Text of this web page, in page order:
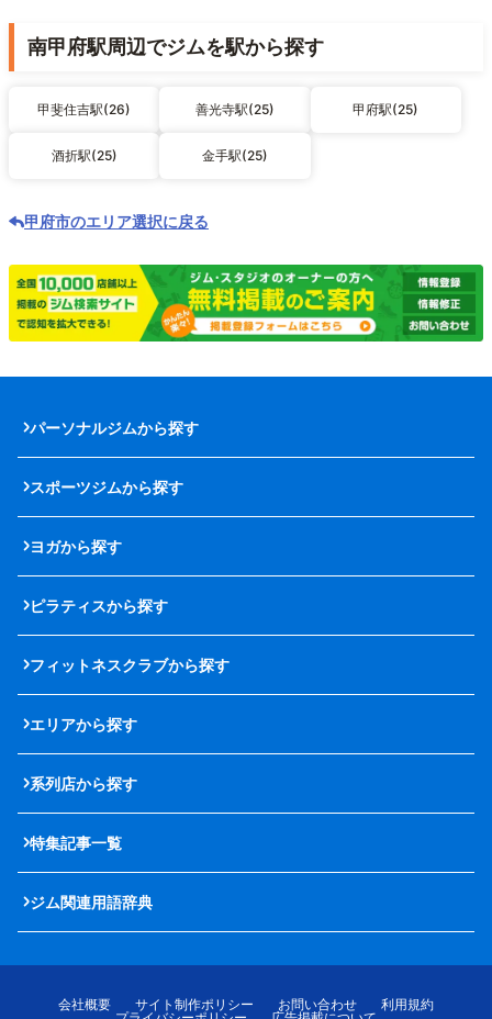
南甲府駅周辺でジムを駅から探す
甲斐住吉駅(26) 善光寺駅(25) 甲府駅(25)
酒折駅(25) 金手駅(25)
甲府市のエリア選択に戻る
パーソナルジムから探す
スポーツジムから探す
ヨガから探す
ピラティスから探す
フィットネスクラブから探す
エリアから探す
系列店から探す
特集記事一覧
ジム関連用語辞典
会社概要 サイト制作ポリシー お問い合わせ
利用規約